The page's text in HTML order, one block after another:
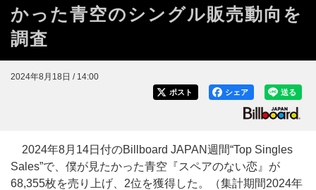
かった青空のシングル販売動向を
調査
2024年8月18日 / 14:00
送る
シェア
ポスト
2024年8月14日付のBillboard JAPAN週間“Top Singles
Sales”で、僕が見たかった青空『スペアのない恋』が
68,355枚を売り上げ、2位を獲得した。（集計期間2024年